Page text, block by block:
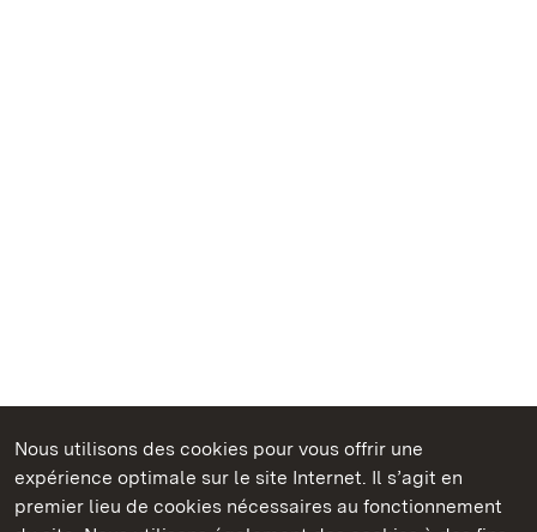
Nous utilisons des cookies pour vous offrir une
expérience optimale sur le site Internet. Il s’agit en
premier lieu de cookies nécessaires au fonctionnement
Châteaux et jardins publics du Bade-Wurtemberg